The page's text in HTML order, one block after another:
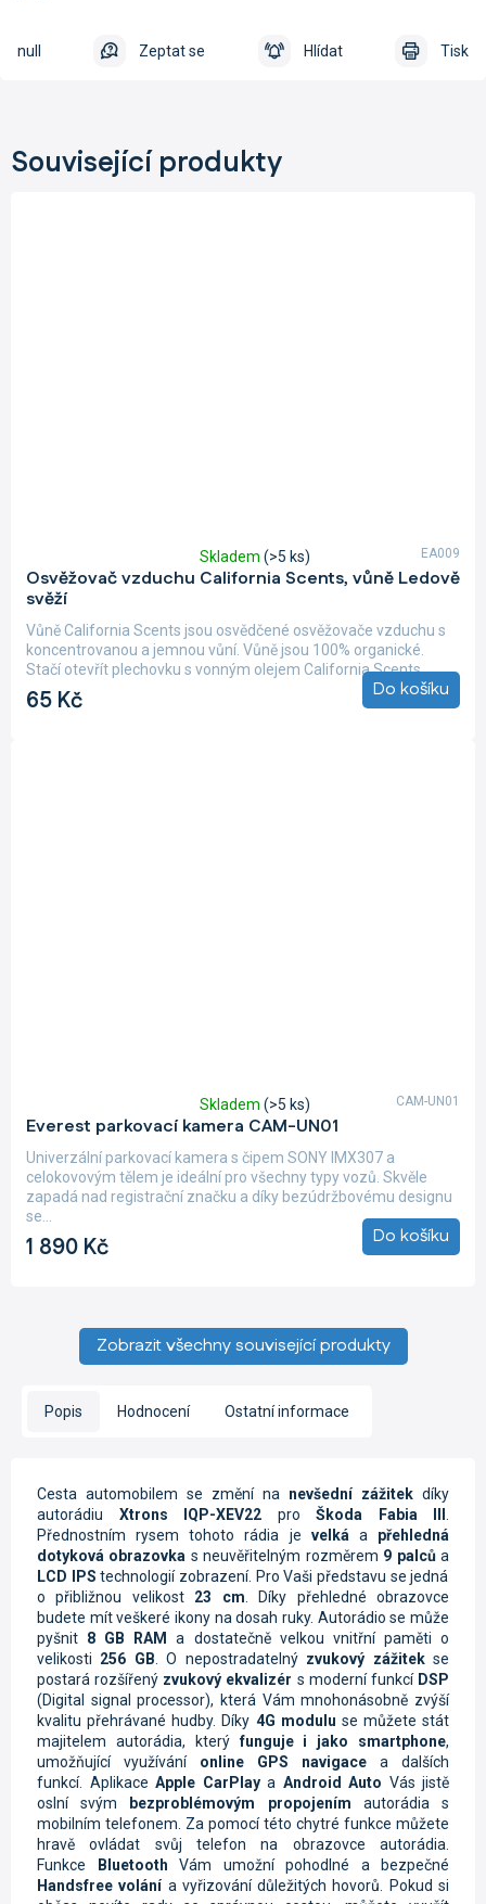
Tisk
Zeptat se Hlídat
null
Související produkty
Osvěžovač vzduchu California Scents, vůně Ledově
svěží
hodnocení
produktu
je
5,0
z
hvězdiček.
Skladem (>5 ks)
65 Kč Do košíku
Vůně California Scents jsou osvědčené osvěžovače vzduchu s
koncentrovanou a jemnou vůní. Vůně jsou 100% organické.
Stačí otevřít plechovku s vonným olejem California Scents,...
EA009
Everest parkovací kamera CAM-UN01
hodnocení
produktu
je
5,0
z
hvězdiček.
Skladem (>5 ks)
1 890 Kč Do košíku
Univerzální parkovací kamera s čipem SONY IMX307 a
celokovovým tělem je ideální pro všechny typy vozů. Skvěle
zapadá nad registrační značku a díky bezúdržbovému designu
se...
CAM-UN01
Zobrazit všechny související produkty
Popis Hodnocení Ostatní informace
Cesta automobilem se změní na nevšední zážitek díky
autorádiu Xtrons IQP-XEV22 pro Škoda Fabia III
Přednostním rysem tohoto rádia je velká a přehledná
dotyková obrazovka s neuvěřitelným rozměrem 9 palcůa
LCD IPStechnologií zobrazení. Pro Vaši představu se jedná
o přibližnou velikost 23 cm . Díky přehledné obrazovce
budete mít veškeré ikony na dosah ruky. Autorádio se může
pyšnit 8 GB RAM
a dostatečně velkou vnitřní paměti o
velikosti 256 GB . O nepostradatelný zvukový zážitekse
postará rozšířený zvukový ekvalizér s moderní funkcí DSP
(Digital signal processor), která Vám mnohonásobně zvýší
kvalitu přehrávané hudby. Díky 4G modulu se můžete stát
majitelem autorádia, kterýfunguje i jako smartphone,
umožňující využívání online GPS navigace a dalších
funkcí. Aplikace Apple CarPlaya Android Auto Vás jistě
oslní svým
bezproblémovým propojením autorádia s
mobilním telefonem. Za pomocí této chytré funkce můžete
hravě ovládat svůj telefon na obrazovce autorádia.
Funkce
Bluetooth Vám umožní pohodlné a bezpečné
Handsfree volánía vyřizování důležitých hovorů. Pokud si